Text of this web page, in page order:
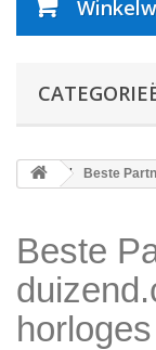
Beste
Beste
horloges